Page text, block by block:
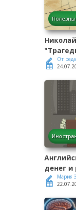
От
денег и
Мария